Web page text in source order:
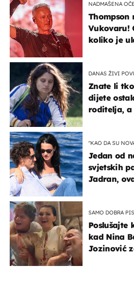
NADMAŠENA
Thompson
Vukovaru!
koliko je
DANAS ŽIVI
Znate li
dijete
roditelja, a
"KAO DA SU
Jedan od
svjetskih
Jadran,
SAMO DOBRA
Poslušajte
kad Nina
Jozinović